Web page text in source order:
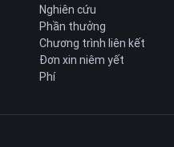
Nghiên cứu
Phần thưởng
Chương trình liên kết
Đơn xin niêm yết
Phí